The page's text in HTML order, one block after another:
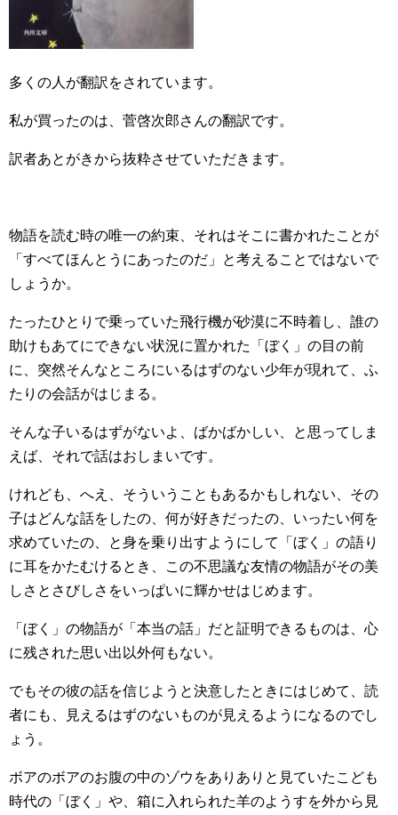
多くの人が翻訳をされています。
私が買ったのは、菅啓次郎さんの翻訳です。
訳者あとがきから抜粋させていただきます。
物語を読む時の唯一の約束、それはそこに書かれたことが
「すべてほんとうにあったのだ」と考えることではないで
しょうか。
たったひとりで乗っていた飛行機が砂漠に不時着し、誰の
助けもあてにできない状況に置かれた「ぼく」の目の前
に、突然そんなところにいるはずのない少年が現れて、ふ
たりの会話がはじまる。
そんな子いるはずがないよ、ばかばかしい、と思ってしま
えば、それで話はおしまいです。
けれども、へえ、そういうこともあるかもしれない、その
子はどんな話をしたの、何が好きだったの、いったい何を
求めていたの、と身を乗り出すようにして「ぼく」の語り
に耳をかたむけるとき、この不思議な友情の物語がその美
しさとさびしさをいっぱいに輝かせはじめます。
「ぼく」の物語が「本当の話」だと証明できるものは、心
に残された思い出以外何もない。
でもその彼の話を信じようと決意したときにはじめて、読
者にも、見えるはずのないものが見えるようになるのでし
ょう。
ボアのボアのお腹の中のゾウをありありと見ていたこども
時代の「ぼく」や、箱に入れられた羊のようすを外から見